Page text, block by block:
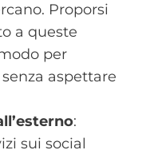
Proporsi
a queste
per
aspettare
:
sui social